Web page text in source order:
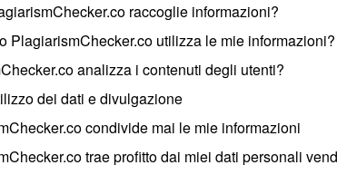
raccoglie informazioni?
PlagiarismChecker.co utilizza le mie informazioni?
analizza i contenuti degli utenti?
dei dati e divulgazione
condivide mai le mie informazioni
trae profitto dai miei dati personali